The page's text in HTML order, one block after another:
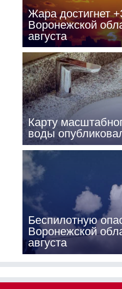
Жара достигнет
Воронежской
августа
Карту
воды
Беспилотную
Воронежской
августа